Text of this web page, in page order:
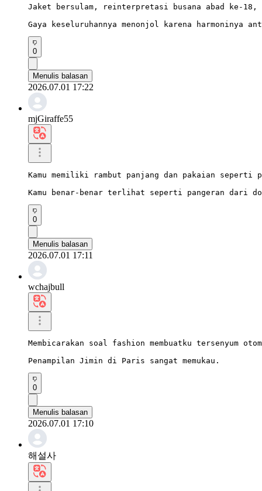
Jaket bersulam, reinterpretasi busana abad ke-18,
Gaya keseluruhannya menonjol karena harmoninya
0
Menulis balasan
2026.07.01 17:22
mjGiraffe55
Kamu memiliki rambut panjang dan pakaian seperti
Kamu benar-benar terlihat seperti pangeran dari
0
Menulis balasan
2026.07.01 17:11
wchajbull
Membicarakan soal fashion membuatku tersenyum
Penampilan Jimin di Paris sangat memukau.
0
Menulis balasan
2026.07.01 17:10
해설사